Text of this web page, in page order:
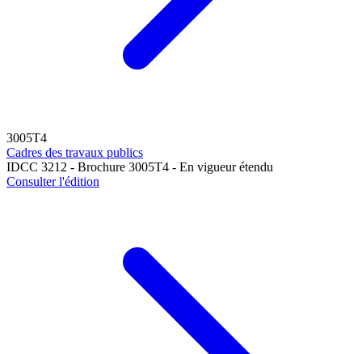
3005T4
Cadres des travaux publics
IDCC 3212 - Brochure 3005T4 - En vigueur étendu
Consulter l'édition